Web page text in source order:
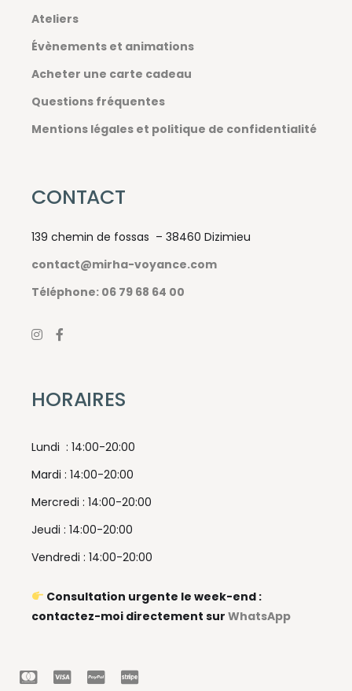
Ateliers
Évènements et animations
Acheter une carte cadeau
Questions fréquentes
Mentions légales et politique de confidentialité
CONTACT
139 chemin de fossas – 38460 Dizimieu
contact@mirha-voyance.com
Téléphone: 06 79 68 64 00
HORAIRES
Lundi : 14:00-20:00
Mardi : 14:00-20:00
Mercredi : 14:00-20:00
Jeudi : 14:00-20:00
Vendredi : 14:00-20:00
Consultation urgente le week-end :
contactez-moi directement surWhatsApp